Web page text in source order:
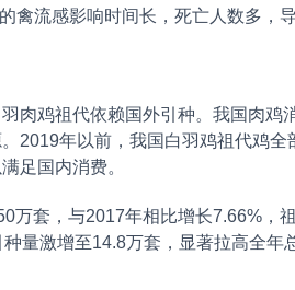
禽流感影响时间长，死亡人数多，
鸡祖代依赖国外引种。我国肉鸡
2019年以前，我国白羽鸡祖代鸡
足国内消费。
套，与2017年相比增长7.66%，
量激增至14.8万套，显著拉高全